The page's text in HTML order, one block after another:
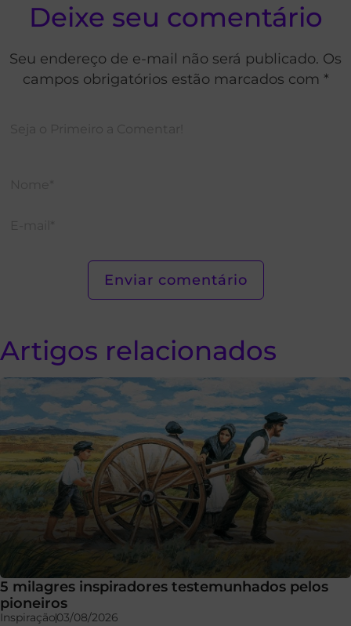
Deixe seu comentário
Seu endereço de e-mail não será publicado. Os
campos obrigatórios estão marcados com *
Artigos relacionados
5 milagres inspiradores testemunhados pelos
pioneiros
Inspiração03/08/2026